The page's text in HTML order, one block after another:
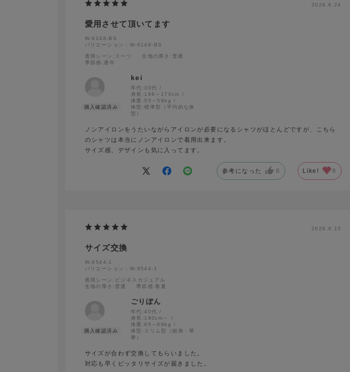
2026.6.24
愛用させて頂いてます
W-6148-BS
バリエーション：W-6148-BS
着用シーン :スーツ 生地の厚さ :普通
季節感 :通年
kei
年代:30代
身長: 166～170cm
体重: 55～59kg
体型:標準型（平均的な体
型）
ノンアイロンをうたいながらアイロンが必要になるシャツがほとんどですが、こちら
のシャツは本当にノンアイロンで着用出来ます。
サイズ感、デザインも気に入ってます。
参考になった 0 Like! 0
2026.6.15
サイズ交換
W-8544-1
バリエーション：W-8544-1
着用シーン :ビジネスカジュアル
生地の厚さ :普通 季節感:春夏
ごりぽん
年代:40代
身長: 180cm～
体重:65～69kg
体型: スリム型（細身・華
奢）
サイズが合わず交換してもらいました。
対応も早くピッタリサイズが届きました。